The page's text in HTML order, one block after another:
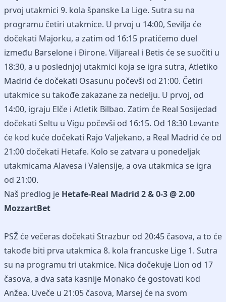
prvoj utakmici 9. kola španske La Lige. Sutra su na
programu četiri utakmice. U prvoj u 14:00, Sevilja će
dočekati Majorku, a zatim od 16:15 pratićemo duel
između Barselone i Đirone. Viljareal i Betis će se suočiti u
18:30, a u poslednjoj utakmici koja se igra sutra, Atletiko
Madrid će dočekati Osasunu počevši od 21:00. Četiri
utakmice su takođe zakazane za nedelju. U prvoj, od
14:00, igraju Elče i Atletik Bilbao. Zatim će Real Sosijedad
dočekati Seltu u Vigu počevši od 16:15. Od 18:30 Levante
će kod kuće dočekati Rajo Valjekano, a Real Madrid će od
21:00 dočekati Hetafe. Kolo se zatvara u ponedeljak
utakmicama Alavesa i Valensije, a ova utakmica se igra
od 21:00.
Naš predlog je Hetafe-Real Madrid 2 & 0-3 @ 2.00
MozzartBet
PSŽ će večeras dočekati Strazbur od 20:45 časova, a to će
takođe biti prva utakmica 8. kola francuske Lige 1. Sutra
su na programu tri utakmice. Nica dočekuje Lion od 17
časova, a dva sata kasnije Monako će gostovati kod
Anžea. Uveče u 21:05 časova, Marsej će na svom